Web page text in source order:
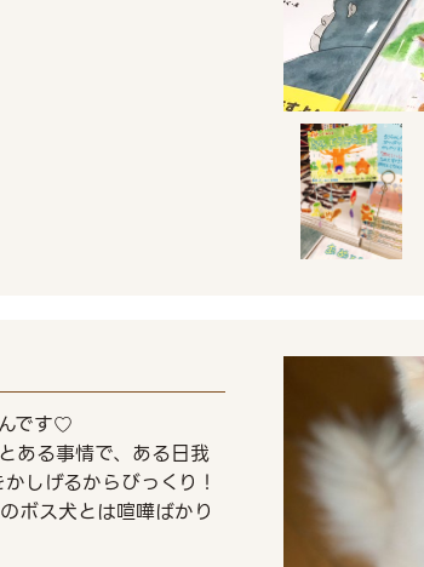
です♡
ある事情で、ある日我
しげるからびっくり！
ボス犬とは喧嘩ばかり